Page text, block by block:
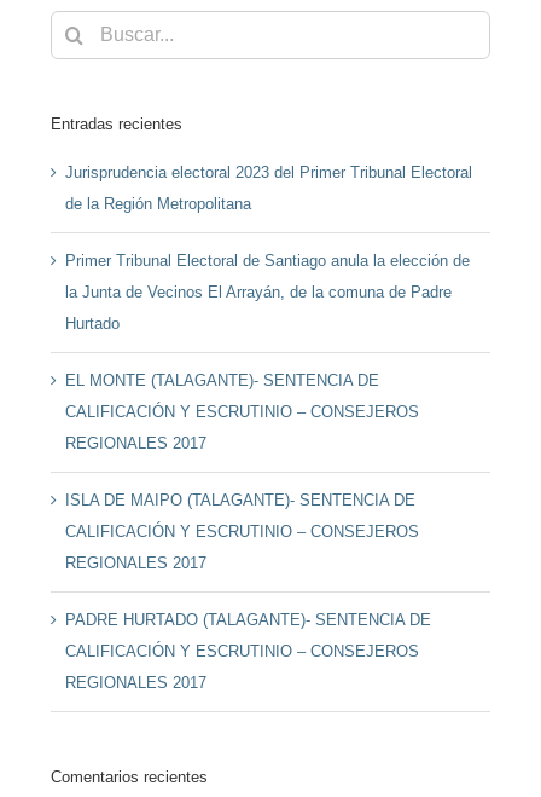
Buscar:
Entradas recientes
Jurisprudencia electoral 2023 del Primer Tribunal Electoral
de la Región Metropolitana
Primer Tribunal Electoral de Santiago anula la elección de
la Junta de Vecinos El Arrayán, de la comuna de Padre
Hurtado
EL MONTE (TALAGANTE)- SENTENCIA DE
CALIFICACIÓN Y ESCRUTINIO – CONSEJEROS
REGIONALES 2017
ISLA DE MAIPO (TALAGANTE)- SENTENCIA DE
CALIFICACIÓN Y ESCRUTINIO – CONSEJEROS
REGIONALES 2017
PADRE HURTADO (TALAGANTE)- SENTENCIA DE
CALIFICACIÓN Y ESCRUTINIO – CONSEJEROS
REGIONALES 2017
Comentarios recientes